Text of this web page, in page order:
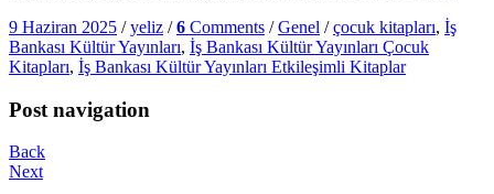
9 Haziran 2025 / yeliz / 6 Comments / Genel / çocuk kitapları, İş
Bankası Kültür Yayınları, İş Bankası Kültür Yayınları Çocuk
Kitapları, İş Bankası Kültür Yayınları Etkileşimli Kitaplar
Post navigation
Back
Next